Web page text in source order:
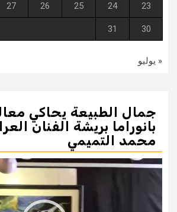
23
24
25
26
27
30
31
« يوليو
جمال الطبيعة يحاكي
بانوراما بريشة الفنان
محمد التميمي
مشغل
الفيديو